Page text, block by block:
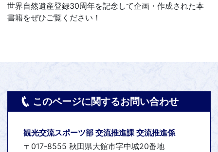
世界自然遺産登録30周年を記念して企画・作成された本
書籍をぜひご覧ください！
このページに関するお問い合わせ
観光交流スポーツ部 交流推進課 交流推進係
〒017-8555 秋田県大館市字中城20番地